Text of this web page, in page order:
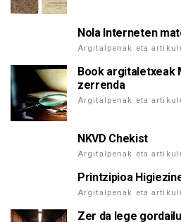
Nola Interneten
Argitalpenak eta
Book argitaletxeak
zerrenda
Argitalpenak eta
NKVD Chekist
Argitalpenak eta
Printzipioa
Argitalpenak eta
Zer da lege